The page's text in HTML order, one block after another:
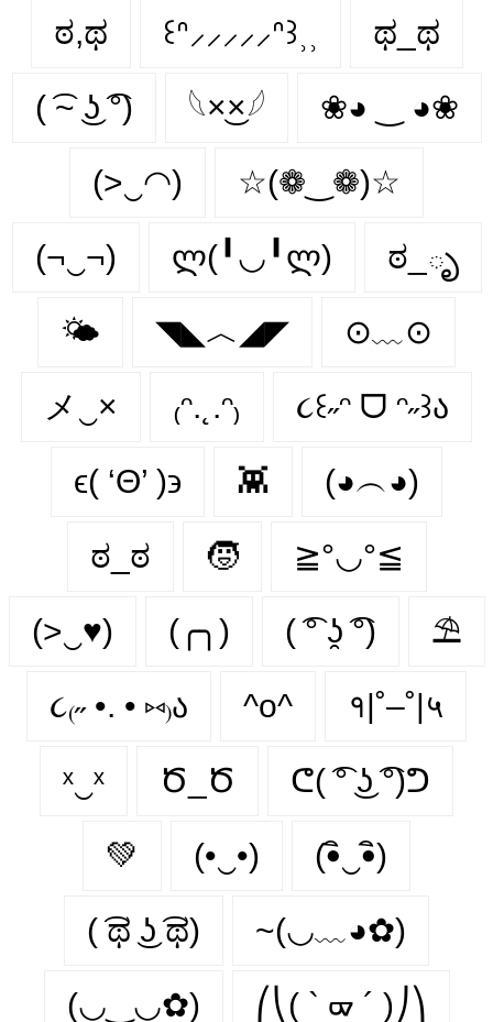
ಠ,ಥ ꒰ᐢ⸝⸝⸝⸝⸝ᐢ꒱⸒⸒ ಥ_ಥ
( ͡~ ͜ʖ ͡°) 𓆩×͜×𓆪 ❀◕ ‿ ◕❀
(>‿◠) ☆(❁‿❁)☆
(¬‿¬) ლ(╹◡╹ლ) ಠ_ృ
🌤️ ◥◣︿◢◤ ⊙﹏⊙
メ‿× ₍ᵔ.˛.ᵔ₎ ૮꒰˶ᵔ ᗜ ᵔ˶꒱ა
ϵ( ‘Θ’ )϶ 👾 (◕︵◕)
ಠ_ಠ 🧒 ≧°◡°≦
(>‿♥) (╭╮) ( ͡° ʖ̯ ͡°) ⛱
૮₍˶ •. • ⑅₎ა ^o^ १|˚–˚|५
ˣ‿ˣ Ծ_Ծ ᕦ( ͡° ͜ʖ ͡°)ᕤ
💚 (•‿•) (•ิ‿•ิ)
( ͡ಥ ͜ʖ ͡ಥ) ~(◡﹏◕✿)
(◡‿◡✿) ⎛⎝( ` ᢍ ´ )⎠⎞